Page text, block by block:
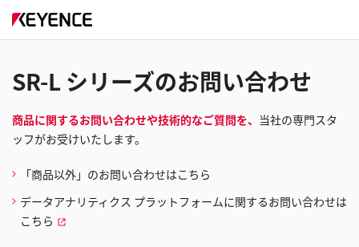
SR-L シリーズのお問い合わせ
商品に関するお問い合わせや技術的なご質問を、 当社の専門スタ
ッフがお受けいたします。
「商品以外」のお問い合わせはこちら
データアナリティクス プラットフォームに関するお問い合わせは
こちら